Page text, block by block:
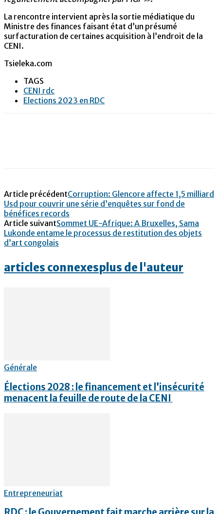
La rencontre intervient après la sortie médiatique du
Ministre des finances faisant état d’un présumé
surfacturation de certaines acquisition à l’endroit de la
CENI.
Tsieleka.com
TAGS
CENI rdc
Elections 2023 en RDC
Article précédentCorruption: Glencore affecte 1,5 milliard
Usd pour couvrir une série d’enquêtes sur fond de
bénéfices records
Article suivantSommet UE-Afrique: A Bruxelles, Sama
Lukonde entame le processus de restitution des objets
d’art congolais
articles connexesplus de l'auteur
Générale
Élections 2028 : le financement et l’insécurité
menacent la feuille de route de la CENI
Entrepreneuriat